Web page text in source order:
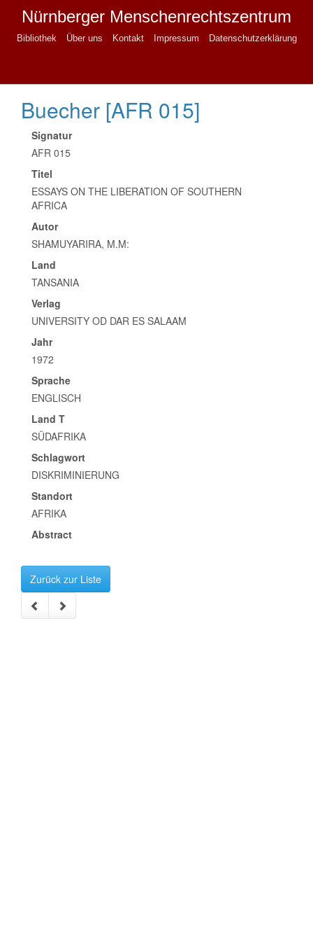
Nürnberger Menschenrechtszentrum
Bibliothek Über uns Kontakt Impressum Datenschutzerklärung
Buecher [AFR 015]
Signatur
AFR 015
Titel
ESSAYS ON THE LIBERATION OF SOUTHERN
AFRICA
Autor
SHAMUYARIRA, M.M:
Land
TANSANIA
Verlag
UNIVERSITY OD DAR ES SALAAM
Jahr
1972
Sprache
ENGLISCH
Land T
SÜDAFRIKA
Schlagwort
DISKRIMINIERUNG
Standort
AFRIKA
Abstract
Zurück zur Liste